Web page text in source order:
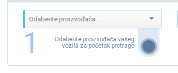
1
Odaberite proizvođača vašeg
vozila za početak pretrage